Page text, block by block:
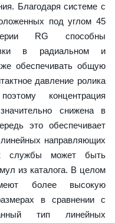
Благодаря системе с
под углом 45
RG способны
в радиальном и
обеспечивать общую
давление ролика
концентрация
снижена в
это обеспечивает
направляющих
службы может быть
из каталога. В целом
более высокую
в сравнении с
тип линейных